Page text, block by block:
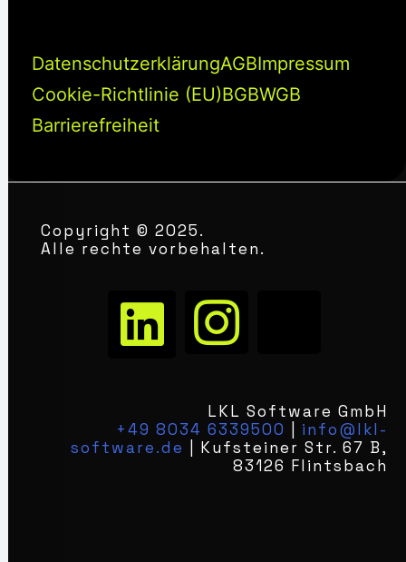
DatenschutzerklärungAGBImpressum
Cookie-Richtlinie (EU)BGBWGB
Barrierefreiheit
Copyright © 2025.
Alle rechte vorbehalten.
LKL Software GmbH
+49 8034 6339500
info@lkl-
software.de
| Kufsteiner Str. 67 B,
83126 Flintsbach